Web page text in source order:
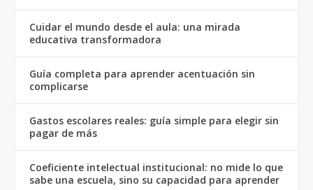
Cuidar el mundo desde el aula: una mirada
educativa transformadora
Guía completa para aprender acentuación sin
complicarse
Gastos escolares reales: guía simple para elegir sin
pagar de más
Coeficiente intelectual institucional: no mide lo que
sabe una escuela, sino su capacidad para aprender